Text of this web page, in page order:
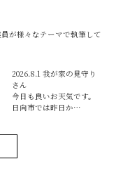
が様々なテーマで執筆して
2026.8.1 我が家の見守り
さん
今日も良いお天気です。
日向市では昨日か…